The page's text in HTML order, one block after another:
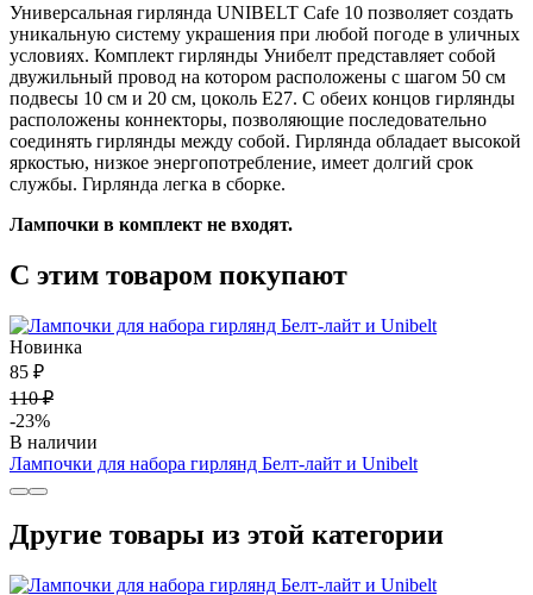
Универсальная гирлянда UNIBELT Cafe 10 позволяет создать
уникальную систему украшения при любой погоде в уличных
условиях. Комплект гирлянды Унибелт представляет собой
двужильный провод на котором расположены с шагом 50 см
подвесы 10 см и 20 см, цоколь Е27. С обеих концов гирлянды
расположены коннекторы, позволяющие последовательно
соединять гирлянды между собой. Гирлянда обладает высокой
яркостью, низкое энергопотребление, имеет долгий срок
службы. Гирлянда легка в сборке.
Лампочки в комплект не входят.
С этим товаром покупают
Новинка
85 ₽
110 ₽
-23%
В наличии
Лампочки для набора гирлянд Белт-лайт и Unibelt
Другие товары из этой категории